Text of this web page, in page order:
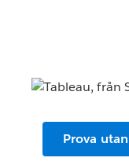
Prova